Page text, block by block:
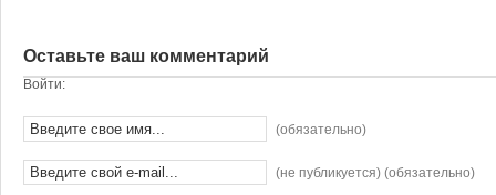
Оставьте ваш комментарий
Войти:
(обязательно)
(не публикуется) (обязательно)